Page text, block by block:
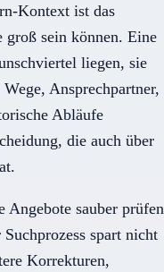
Kontext ist das
sein können. Eine
liegen, sie
Ansprechpartner,
Abläufe
die auch über
Angebote sauber prüfen
spart nicht
Korrekturen,